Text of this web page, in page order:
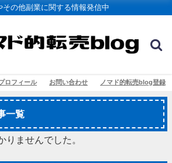
その他副業に関する情報発信中
ロフィール お問い合わせ ノマド的転売blog登録
一覧
りませんでした。